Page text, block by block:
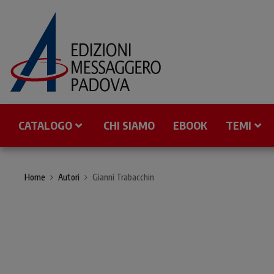
CATALOGO CHI SIAMO EBOOK TEMI
Home Autori Gianni Trabacchin